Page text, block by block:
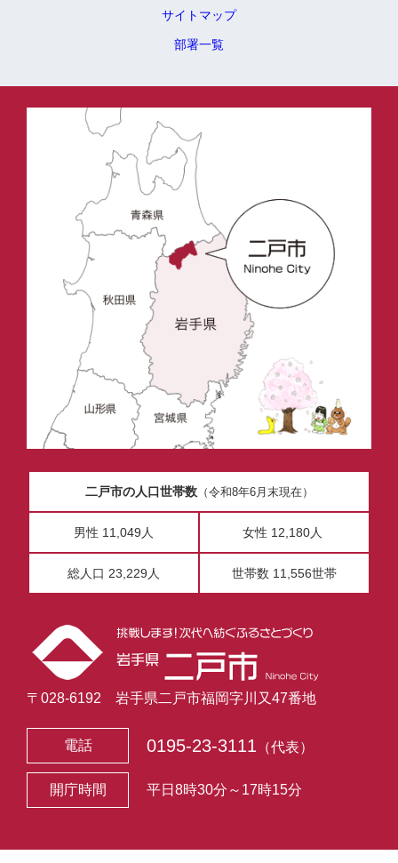
サイトマップ
部署一覧
二戸市の人口世帯数（令和8年6月末現在）
男性 11,049人 女性 12,180人
総人口 23,229人 世帯数 11,556世帯
〒028-6192 岩手県二戸市福岡字川又47番地
電話 0195-23-3111 （代表）
開庁時間 平日8時30分～17時15分